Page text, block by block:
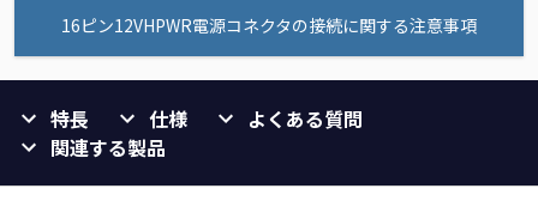
16ピン12VHPWR電源コネクタの接続に関する注意事項
特長 仕様
よくある質問
関連する製品